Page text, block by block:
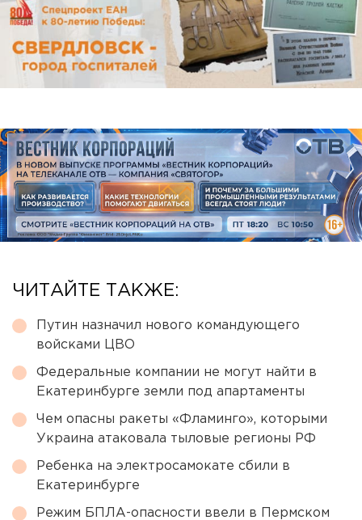
ЧИТАЙТЕ ТАКЖЕ:
Путин назначил нового командующего
войсками ЦВО
Федеральные компании не могут найти в
Екатеринбурге земли под апартаменты
Чем опасны ракеты «Фламинго», которыми
Украина атаковала тыловые регионы РФ
Ребенка на электросамокате сбили в
Екатеринбурге
Режим БПЛА-опасности ввели в Пермском